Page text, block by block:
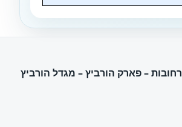
מוטי קינד 2 רחובות – פארק הורביץ – מגדל הורביץ